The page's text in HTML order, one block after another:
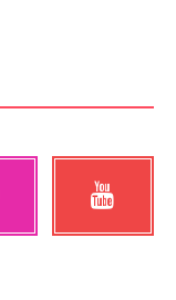
YouTube
Videolara